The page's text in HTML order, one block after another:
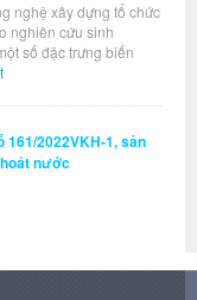
nghệ xây dựng tổ chức
nghiên cứu sinh
số đặc trưng biến
161/2022VKH-1, sản
nước